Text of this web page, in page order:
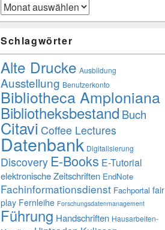
Beiträge
Schlagwörter
Alte Drucke Ausbildung
Ausstellung Benutzerkonto
Bibliotheca Amploniana
Bibliotheksbestand Buch
Citavi Coffee Lectures
Datenbank Digitalisierung
Discovery E-Books E-Tutorial
elektronische Zeitschriften EndNote
Fachinformationsdienst Fachportal fair
play Fernleihe Forschungsdatenmanagement
Führung Handschriften Hausarbeiten-